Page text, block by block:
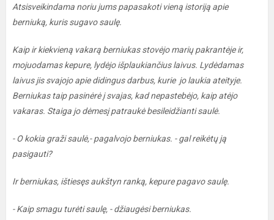
Atsisveikindama noriu jums papasakoti vieną istoriją apie
berniuką, kuris sugavo saulę.
Kaip ir kiekvieną vakarą berniukas stovėjo marių pakrantėje ir,
mojuodamas kepure, lydėjo išplaukiančius laivus. Lydėdamas
laivus jis svajojo apie didingus darbus, kurie jo laukia ateityje.
Berniukas taip pasinėrė į svajas, kad nepastebėjo, kaip atėjo
vakaras. Staiga jo dėmesį patraukė besileidžianti saulė.
- O kokia graži saulė,- pagalvojo berniukas. - gal reikėtų ją
pasigauti?
Ir berniukas, ištiesęs aukštyn ranką, kepure pagavo saulę.
- Kaip smagu turėti saulę, - džiaugėsi berniukas.